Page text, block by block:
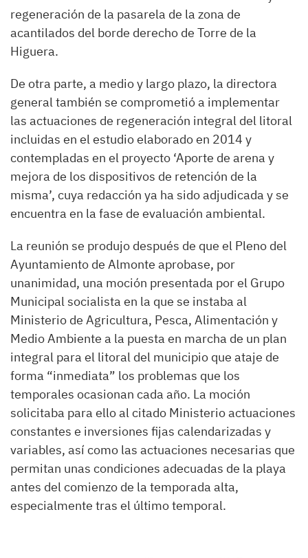
regeneración de la pasarela de la zona de
acantilados del borde derecho de Torre de la
Higuera.
De otra parte, a medio y largo plazo, la directora
general también se comprometió a implementar
las actuaciones de regeneración integral del litoral
incluidas en el estudio elaborado en 2014 y
contempladas en el proyecto ‘Aporte de arena y
mejora de los dispositivos de retención de la
misma’, cuya redacción ya ha sido adjudicada y se
encuentra en la fase de evaluación ambiental.
La reunión se produjo después de que el Pleno del
Ayuntamiento de Almonte aprobase, por
unanimidad, una moción presentada por el Grupo
Municipal socialista en la que se instaba al
Ministerio de Agricultura, Pesca, Alimentación y
Medio Ambiente a la puesta en marcha de un plan
integral para el litoral del municipio que ataje de
forma “inmediata” los problemas que los
temporales ocasionan cada año. La moción
solicitaba para ello al citado Ministerio actuaciones
constantes e inversiones fijas calendarizadas y
variables, así como las actuaciones necesarias que
permitan unas condiciones adecuadas de la playa
antes del comienzo de la temporada alta,
especialmente tras el último temporal.